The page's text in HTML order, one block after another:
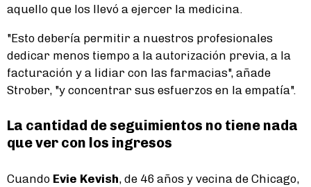
aquello que los llevó a ejercer la medicina.
"Esto debería permitir a nuestros profesionales
dedicar menos tiempo a la autorización previa, a la
facturación y a lidiar con las farmacias", añade
Strober, "y concentrar sus esfuerzos en la empatía".
La cantidad de seguimientos no tiene nada
que ver con los ingresos
Cuando Evie Kevish, de 46 años y vecina de Chicago,